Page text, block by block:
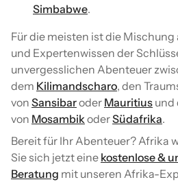
Simbabwe.
Für die meisten ist die
und Expertenwissen der
unvergesslichen Abenteuer
dem Kilimandscharo, den
von Sansibaroder Mauritius und
von Mosambik oderSüdafrika.
Bereit für Ihr Abenteuer? Afrika
Sie sich jetzt eine kostenlose &
Beratung mit unseren Afrika-